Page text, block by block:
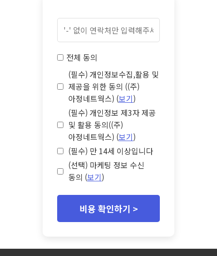
전체 동의
(필수) 개인정보수집,활용 및
제공을 위한 동의 ((주)
아정네트웍스) (보기)
(필수) 개인정보 제3자 제공
및 활용 동의((주)
아정네트웍스) (보기)
(필수) 만 14세 이상입니다
(선택) 마케팅 정보 수신
동의 (보기)
비용 확인하기 >